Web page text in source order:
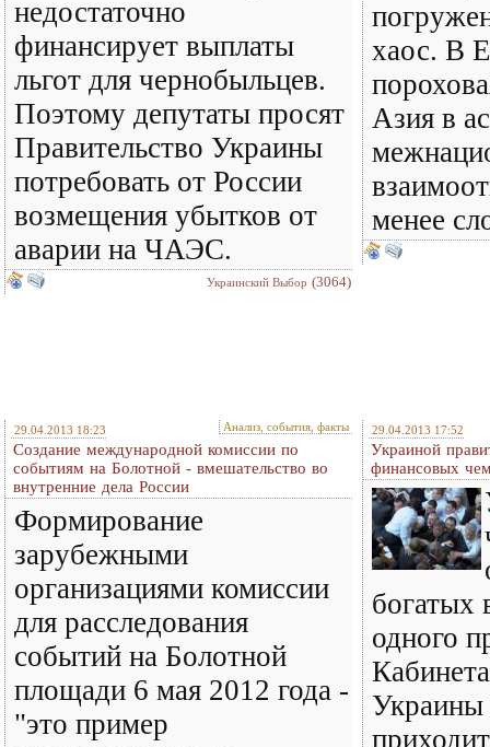
недостаточно
финансирует выплаты
льгот для чернобыльцев.
Поэтому депутаты просят
Правительство Украины
потребовать от России
возмещения убытков от
аварии на ЧАЭС.
Украинский Выбор (3064)
хаос. В
Азия в
менее
29.04.2013 18:23 Анализ, события, факты
Создание международной комиссии по
событиям на Болотной - вмешательство во
внутренние дела России
Формирование
зарубежными
организациями комиссии
для расследования
событий на Болотной
площади 6 мая 2012 года -
"это пример
29.04.2013 17:52
Украиной
финансовых
богатых
одного
Украины